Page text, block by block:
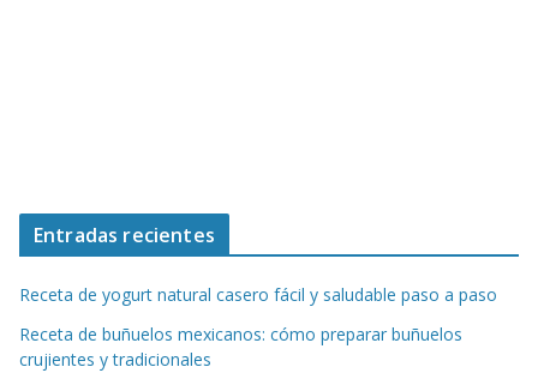
Entradas recientes
Receta de yogurt natural casero fácil y saludable paso a paso
Receta de buñuelos mexicanos: cómo preparar buñuelos
crujientes y tradicionales